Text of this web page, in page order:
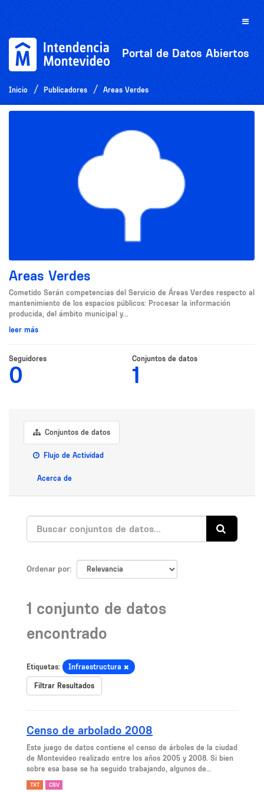
Toggle
Portal de Datos Abiertos
Inicio Publicadores Areas Verdes
Areas Verdes
Cometido Serán competencias del Servicio de Áreas Verdes respecto al
mantenimiento de los espacios públicos: Procesar la información
producida, del ámbito municipal y...
leer más
Seguidores
0
Conjuntos de datos
1
Conjuntos de datos
Flujo de Actividad
Acerca de
Ordenar por
1 conjunto de datos
encontrado
Etiquetas: Infraestructura
Filtrar Resultados
Censo de arbolado 2008
Este juego de datos contiene el censo de árboles de la ciudad
de Montevideo realizado entre los años 2005 y 2008. Si bien
sobre esa base se ha seguido trabajando, algunos de...
TXT CSV